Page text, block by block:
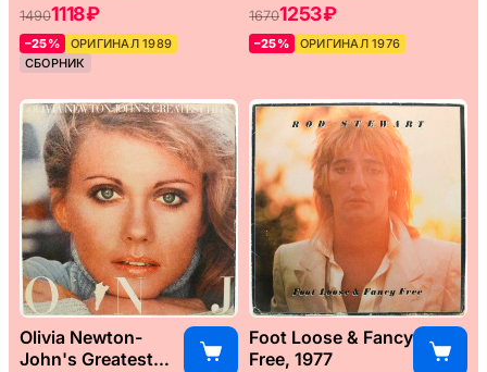
14901118 ₽
–25%
ОРИГИНАЛ 1989
СБОРНИК
16701253 ₽
–25% ОРИГИНАЛ 1976
Olivia Newton-
John's Greatest
Foot Loose & Fancy
Free, 1977